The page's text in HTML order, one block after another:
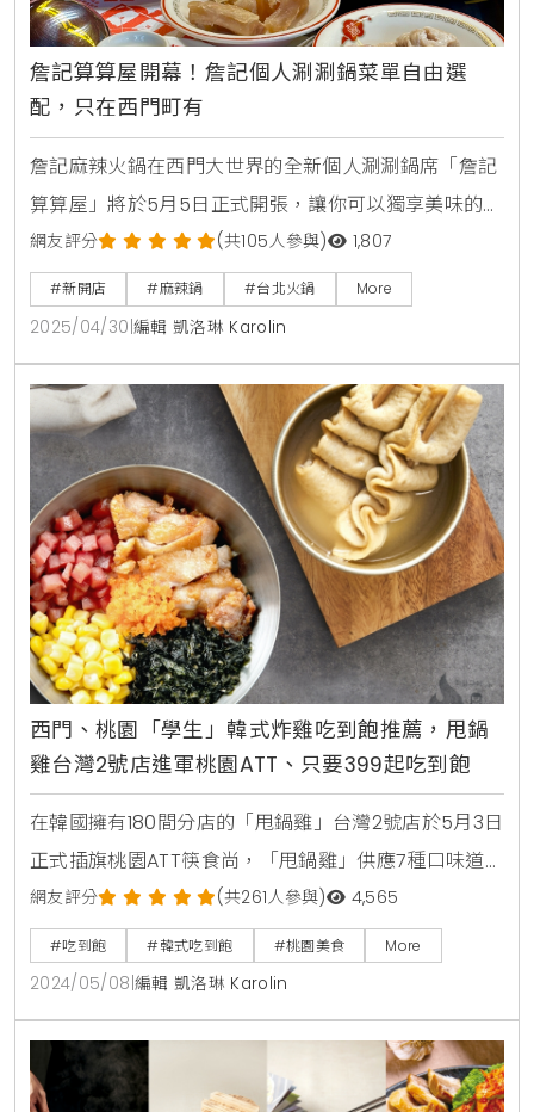
詹記算算屋開幕！詹記個人涮涮鍋菜單自由選
配，只在西門町有
詹記麻辣火鍋在西門大世界的全新個人涮涮鍋席「詹記
算算屋」將於5月5日正式開張，讓你可以獨享美味的麻
辣火鍋！從5月1日中午12點開始，大家就可以提前預訂
5月份的用餐名額，提供10個專屬席位，適合一人或兩
人小聚，讓你不再因為找不到夥伴而錯過美味的火鍋。
每次用餐時間為1.5小時，讓你可以悠閒享受這份獨特的
麻辣鴛鴦鍋，快來搶頭香。詹記個人鴛鴦鍋詹記算算屋
的設計靈感來自於1990年代的西門町，這裡的裝潢充滿
網友評分 (共105人參與) 1,807
#新開店 #麻辣鍋 #台北火鍋 More
2025/04/30 編輯 凱洛琳 Karolin
西門、桃園「學生」韓式炸雞吃到飽推薦，甩鍋
雞台灣2號店進軍桃園ATT、只要399起吃到飽
在韓國擁有180間分店的「甩鍋雞」台灣2號店於5月3日
正式插旗桃園ATT筷食尚，「甩鍋雞」供應7種口味道
地韓式炒雞及炒豬吃到飽，吃完炒鍋，還能加高湯換吃
火鍋等多種用餐方式，除了炒雞炒豬火鍋肉片都能無限
續點，自助吧還有提供韓式炸雞、披薩、魚板湯、炸雞
奶油飯等韓食，每人僅需$469元即可享用滿滿一桌佳
餚。開幕期間連3波優惠接續至6月底，母親節檔期還特
別加碼「媽媽用餐只要$399」。5月6日至5月31日
網友評分 (共261人參與) 4,565
#吃到飽 #韓式吃到飽 #桃園美食 More
2024/05/08 編輯 凱洛琳 Karolin